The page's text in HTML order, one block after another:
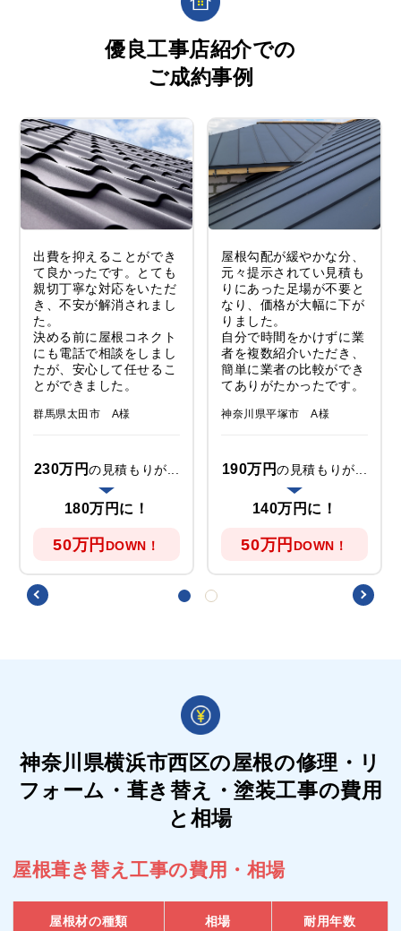
優良工事店紹介での
ご成約事例
出費を抑えることができ
て良かったです。とても
親切丁寧な対応をいただ
き、不安が解消されまし
た。
決める前に屋根コネクト
にも電話で相談をしまし
たが、安心して任せるこ
とができました。
群馬県太田市 A様
230万円の見積もりが...
180万円に！
50万円 DOWN！
屋根勾配が緩やかな分、
元々提示されてい見積も
りにあった足場が不要と
なり、価格が大幅に下が
りました。
自分で時間をかけずに業
者を複数紹介いただき、
簡単に業者の比較ができ
てありがたかったです。
神奈川県平塚市 A様
190万円の見積もりが...
140万円に！
50万円 DOWN！
神奈川県横浜市西区の屋根の修理・リ
フォーム・葺き替え・塗装工事の費用
と相場
屋根葺き替え工事の費用・相場
屋根材の種類 相場 耐用年数